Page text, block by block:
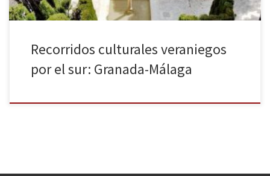
Recorridos culturales veraniegos
por el sur: Granada-Málaga